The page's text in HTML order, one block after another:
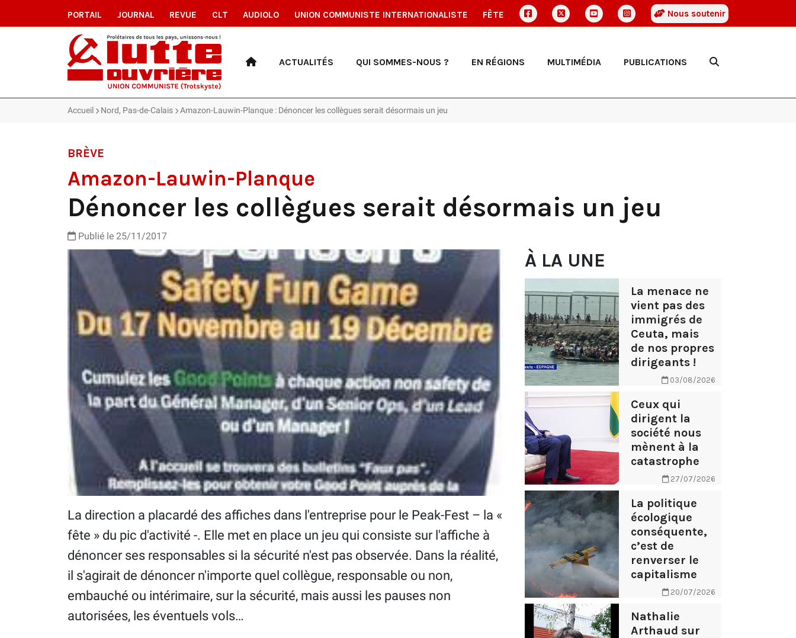
PORTAIL JOURNAL REVUE CLT AUDIOLO UNION COMMUNISTE INTERNATIONALISTE FÊTE Nous soutenir
ACTUALITÉS QUI SOMMES-NOUS ? EN RÉGIONS MULTIMÉDIA PUBLICATIONS
Accueil Nord, Pas-de-Calais Amazon-Lauwin-Planque : Dénoncer les collègues serait désormais un jeu
BRÈVE
Amazon-Lauwin-Planque
Dénoncer les collègues serait désormais un jeu
Publié le 25/11/2017
La direction a placardé des affiches dans l'entreprise pour le Peak-Fest – la «
fête » du pic d'activité -. Elle met en place un jeu qui consiste sur l'affiche à
dénoncer ses responsables si la sécurité n'est pas observée. Dans la réalité,
il s'agirait de dénoncer n'importe quel collègue, responsable ou non,
embauché ou intérimaire, sur la sécurité, mais aussi les pauses non
autorisées, les éventuels vols…
À LA UNE
La menace ne
vient pas des
immigrés de
Ceuta, mais
de nos propres
dirigeants !
03/08/2026
Ceux qui
dirigent la
société nous
mènent à la
catastrophe
27/07/2026
La politique
écologique
conséquente,
c’est de
renverser le
capitalisme
20/07/2026
Nathalie
Arthaud sur